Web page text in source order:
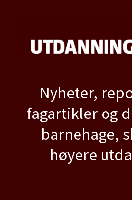
Nyheter,
fagartikler og
barnehage,
høyere